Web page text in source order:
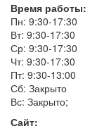
Время работы:
Пн: 9:30-17:30
Вт: 9:30-17:30
Ср: 9:30-17:30
Чт: 9:30-17:30
Пт: 9:30-13:00
Сб: Закрыто
Вс: Закрыто;
Сайт: